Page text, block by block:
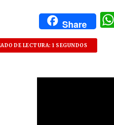
Share
DE LECTURA: 1 SEGUNDOS